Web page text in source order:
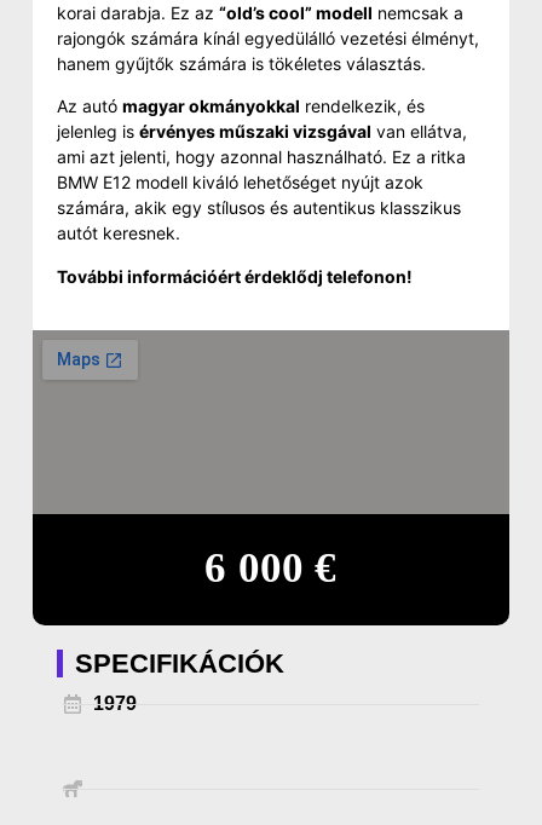
korai darabja. Ez az “old’s cool” modell nemcsak a
rajongók számára kínál egyedülálló vezetési élményt,
hanem gyűjtők számára is tökéletes választás.
Az autó magyar okmányokkal rendelkezik, és
jelenleg is érvényes műszaki vizsgával van ellátva,
ami azt jelenti, hogy azonnal használható. Ez a ritka
BMW E12 modell kiváló lehetőséget nyújt azok
számára, akik egy stílusos és autentikus klasszikus
autót keresnek.
További információért érdeklődj telefonon!
6 000 €
SPECIFIKÁCIÓK
1979